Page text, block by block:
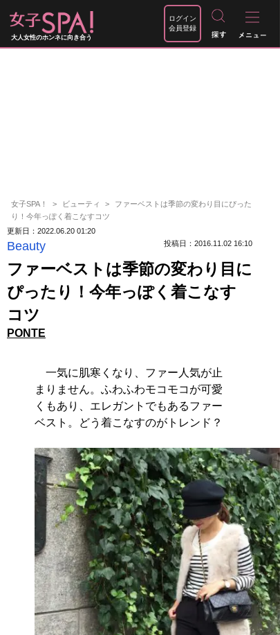
大人女性のホンネに向き合う
ログイン
会員登録
女子SPA！ ビューティ
ファーベストは季節の変わり目にぴった
り！今年っぽく着こなすコツ
更新日：2022.06.20 01:20
Beauty 投稿日：2016.11.02 16:10
ファーベストは季節の変わり目に
ぴったり！今年っぽく着こなす
コツ
PONTE
一気に肌寒くなり、ファー人気が止
まりません。ふわふわモコモコが可愛
くもあり、エレガントでもあるファー
ベスト。どう着こなすのがトレンド？